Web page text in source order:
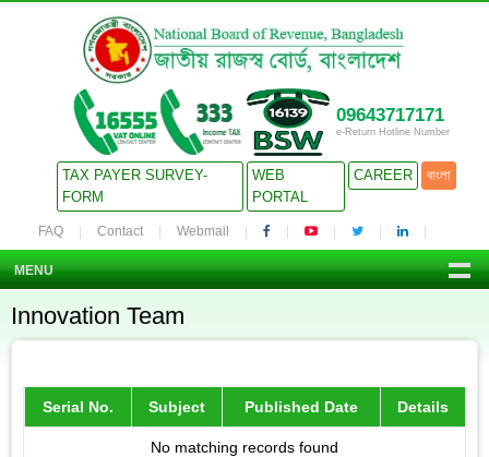
09643717171
e-Return Hotline Number
TAX PAYER SURVEY-
FORM
WEB
PORTAL
CAREER বাংলা
FAQ Contact Webmail
MENU
Innovation Team
Serial No. Subject Published Date Details
No matching records found